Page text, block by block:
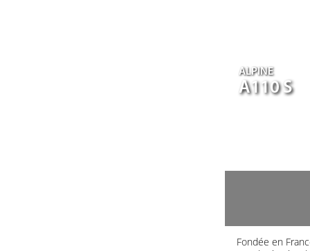
ALPINE
A110 S
Fondée en